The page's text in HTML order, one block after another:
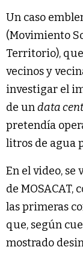
Un caso
(Movimiento
Territorio),
vecinos y
investigar el
de undata
pretendía
litros de agua
En el video, se
de MOSACAT,
las primeras
que, según
mostrado